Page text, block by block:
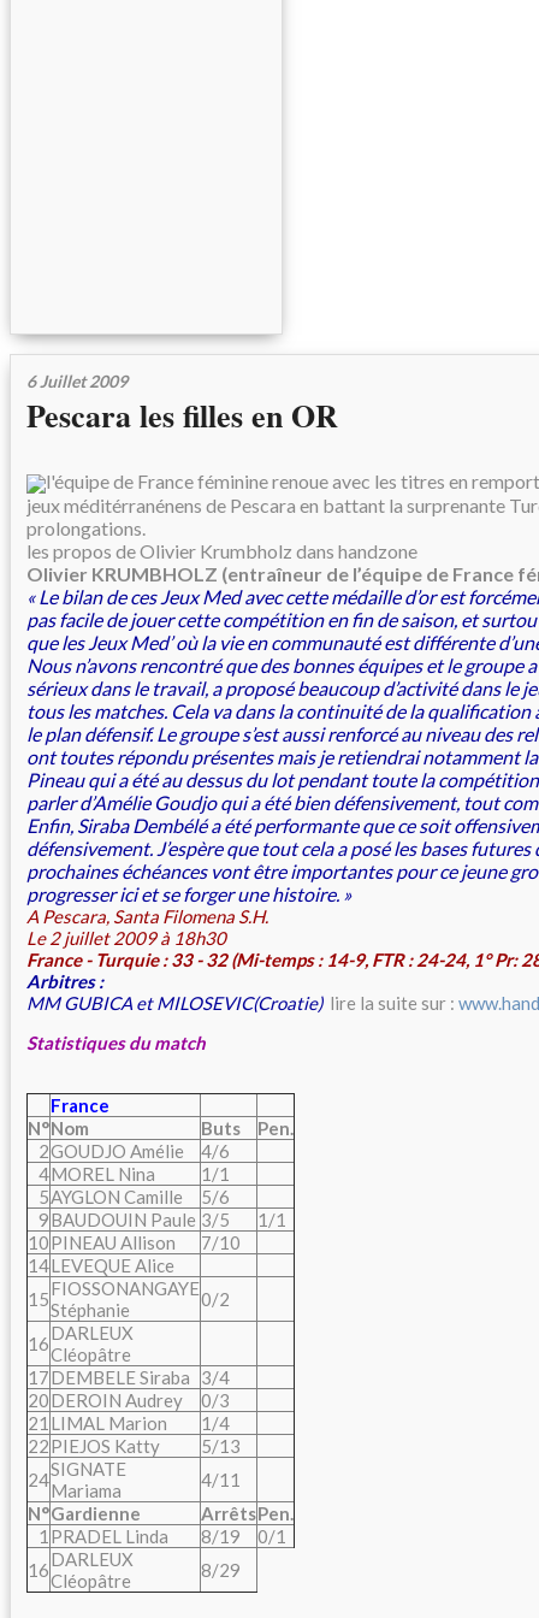
6 Juillet 2009
Pescara les filles en OR
l'équipe de France féminine renoue avec les titres en
jeux méditérranénens de Pescara en battant la surprenante
prolongations.
les propos de Olivier Krumbholz dans handzone
Olivier KRUMBHOLZ (entraîneur de l’équipe de France
« Le bilan de ces Jeux Med avec cette médaille d’or est
pas facile de jouer cette compétition en fin de saison, et
que les Jeux Med’ où la vie en communauté est différente
Nous n’avons rencontré que des bonnes équipes et le groupe
sérieux dans le travail, a proposé beaucoup d’activité dans le
tous les matches. Cela va dans la continuité de la qualification
le plan défensif. Le groupe s’est aussi renforcé au niveau des
ont toutes répondu présentes mais je retiendrai notamment
Pineau qui a été au dessus du lot pendant toute la
parler d’Amélie Goudjo qui a été bien défensivement, tout
Enfin, Siraba Dembélé a été performante que ce soit
défensivement. J’espère que tout cela a posé les bases futures
prochaines échéances vont être importantes pour ce jeune
progresser ici et se forger une histoire. »
A Pescara, Santa Filomena S.H.
Le 2 juillet 2009 à 18h30
France - Turquie : 33 - 32 (Mi-temps : 14-9, FTR : 24-24, 1° Pr:
Arbitres :
MM GUBICA et MILOSEVIC(Croatie)lire la suite sur :
Statistiques du match
France
N°Nom Buts
Pen.
2GOUDJO Amélie
4/6
4MOREL Nina
1/1
5AYGLON Camille
5/6
9BAUDOUIN Paule 3/5
1/1
10PINEAU Allison
7/10
14LEVEQUE Alice
15FIOSSONANGAYE
Stéphanie
0/2
16DARLEUX
Cléopâtre
17DEMBELE Siraba
3/4
20DEROIN Audrey
0/3
21 LIMAL Marion
1/4
22PIEJOS Katty
5/13
24SIGNATE
Mariama
4/11
N°Gardienne ArrêtsPen.
1 PRADEL Linda 8/19
0/1
16DARLEUX
Cléopâtre
8/29